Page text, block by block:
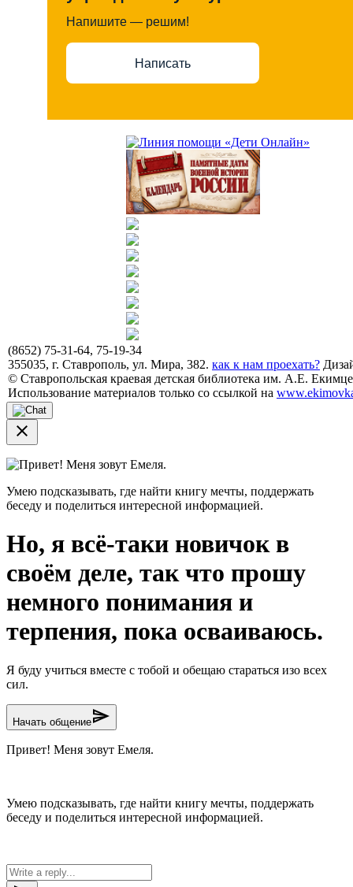
Напишите — решим!
Написать
(8652) 75-31-64, 75-19-34
355035, г. Ставрополь, ул. Мира, 382. как к нам проехать?
© Ставропольская краевая детская библиотека им. А.Е.
Использование материалов только со ссылкой на
close
Привет! Меня зовут Емеля.
Умею подсказывать, где найти книгу мечты, поддержать
беседу и поделиться интересной информацией.
Но, я всё-таки новичок в
своём деле, так что прошу
немного понимания и
терпения, пока осваиваюсь.
Я буду учиться вместе с тобой и обещаю стараться изо всех
сил.
Начать общениеsend
Привет! Меня зовут Емеля.
Умею подсказывать, где найти книгу мечты, поддержать
беседу и поделиться интересной информацией.